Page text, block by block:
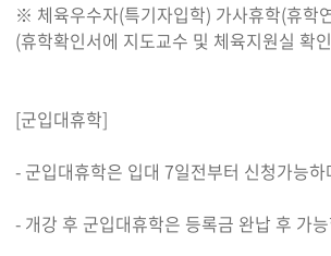
※ 체육우수자(특기자입학) 가사휴학(휴학
(휴학확인서에 지도교수 및 체육지원실 확
[군입대휴학]
- 군입대휴학은 입대 7일전부터 신청가능
- 개강 후 군입대휴학은 등록금 완납 후 가